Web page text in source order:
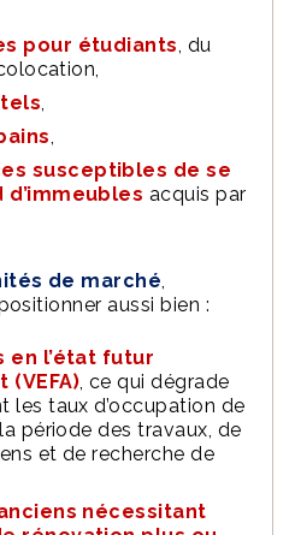
pour étudiants, du
,
,
susceptibles de se
acquis par
de marché,
aussi bien :
en l’état futur
(VEFA), ce qui dégrade
les taux d’occupation de
période des travaux, de
et de recherche de
nécessitant